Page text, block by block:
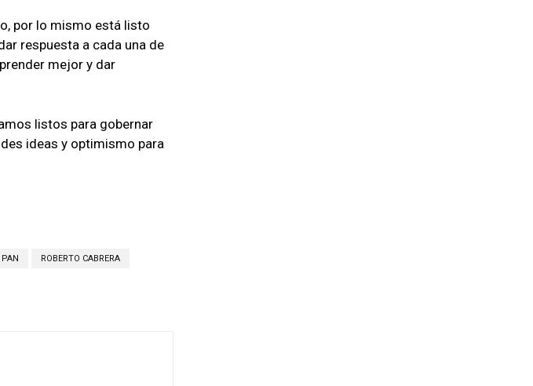
por lo mismo está listo
respuesta a cada una de
mejor y dar
listos para gobernar
ideas y optimismo para
PAN ROBERTO CABRERA